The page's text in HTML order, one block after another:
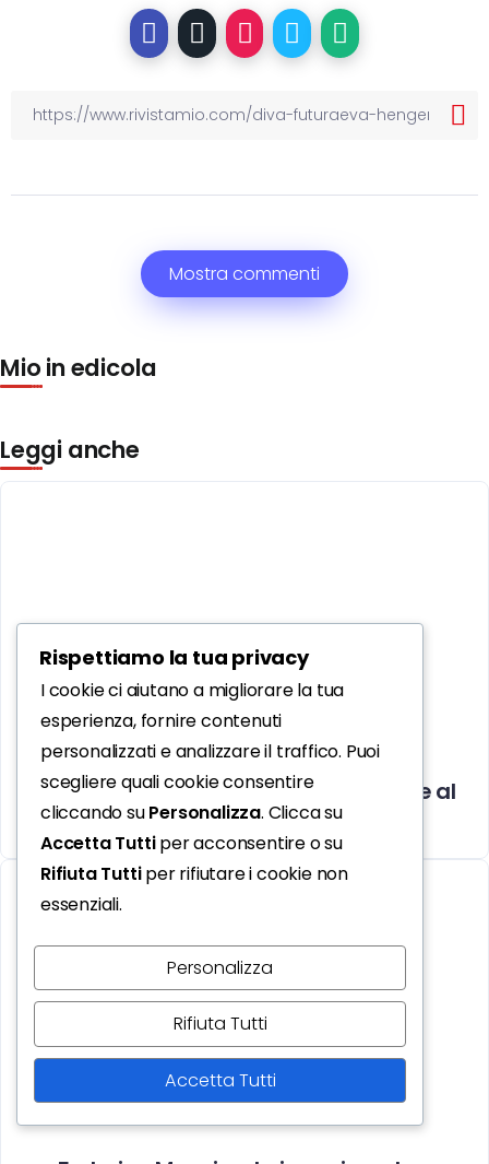
Mostra commenti
Mio in edicola
Leggi anche
Lino Banfi: «I nonni devono ritornare al
centro della famiglia italiana»
Rispettiamo la tua privacy
I cookie ci aiutano a migliorare la tua
esperienza, fornire contenuti
personalizzati e analizzare il traffico. Puoi
scegliere quali cookie consentire
cliccando suPersonalizza. Clicca su
Accetta Tuttiper acconsentire o su
Rifiuta Tuttiper rifiutare i cookie non
essenziali.
Personalizza
Rifiuta Tutti
Accetta Tutti